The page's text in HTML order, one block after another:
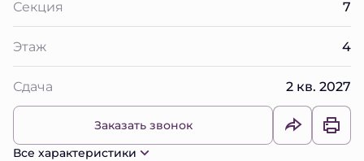
Секция 7
Этаж 4
Сдача 2 кв. 2027
Заказать звонок
Все характеристики